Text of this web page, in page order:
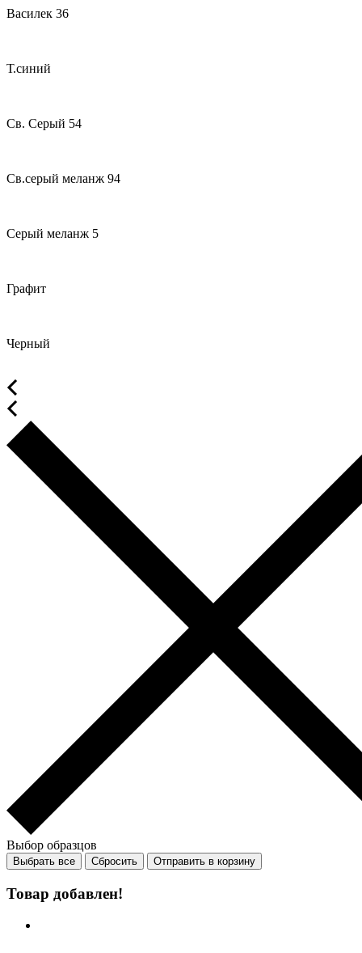
Василек 36
Т.синий
Св. Серый 54
Св.серый меланж 94
Серый меланж 5
Графит
Черный
Выбор образцов
Выбрать все Сбросить Отправить в корзину
Товар добавлен!